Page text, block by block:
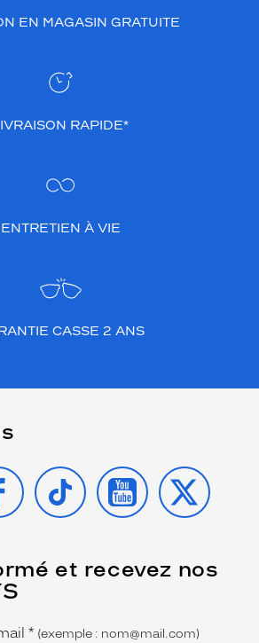
EN MAGASIN GRATUITE
RAPIDE*
ENTRETIEN À VIE
CASSE 2 ANS
TIKTOK YOUTUBE
X
et recevez nos
* (exemple : nom@mail.com)